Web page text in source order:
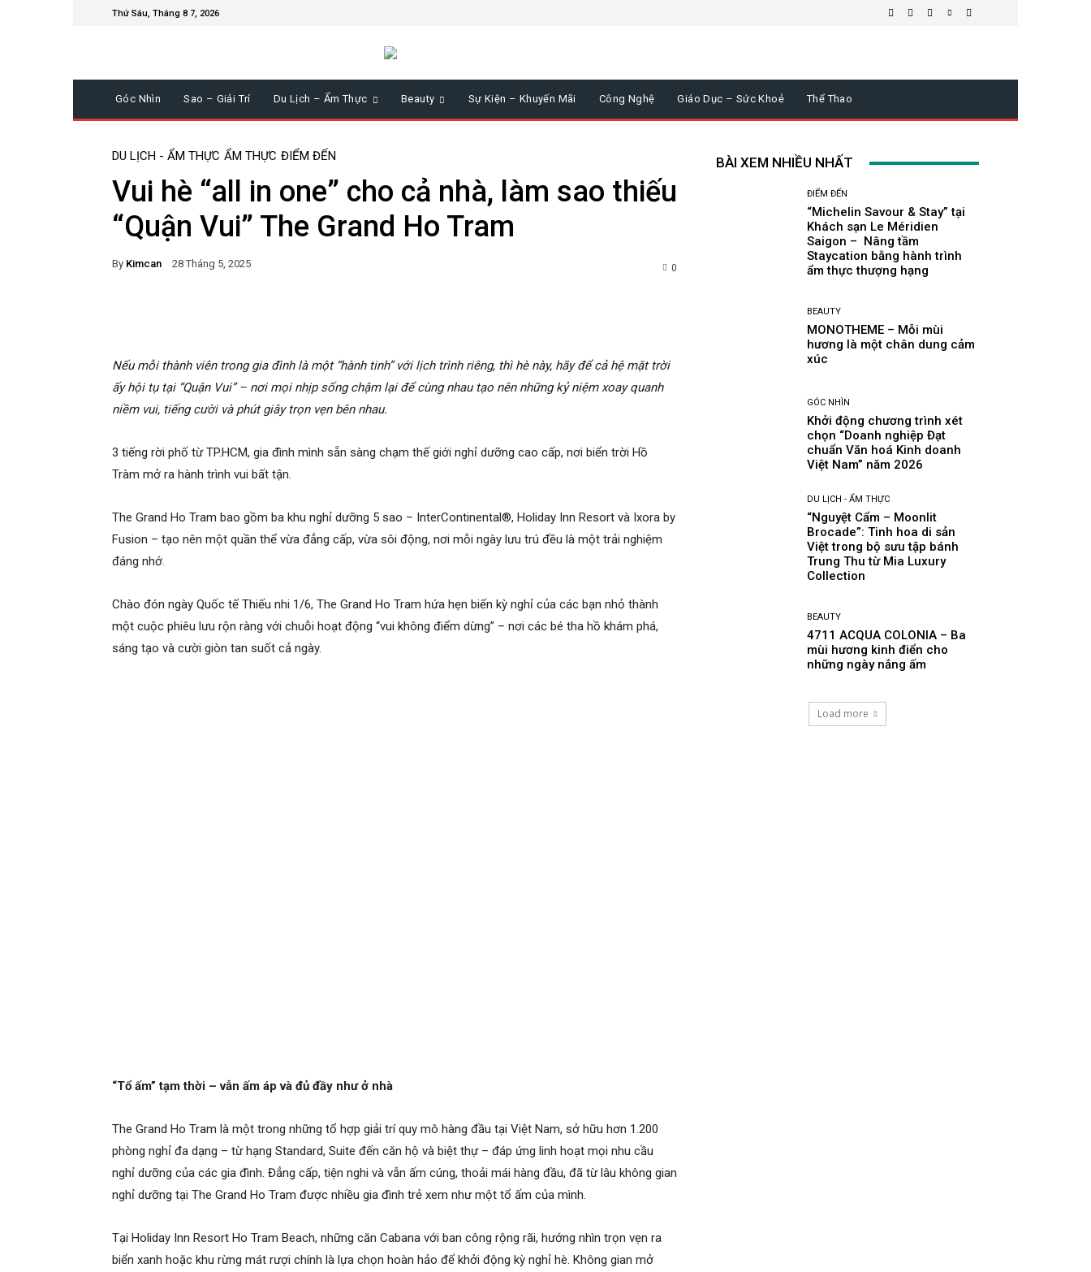
Thứ Sáu, Tháng 8 7, 2026
Góc Nhìn Sao – Giải Trí Du Lịch – Ẩm Thực Beauty Sự Kiện – Khuyến Mãi Công Nghệ Giáo Dục – Sức Khoẻ Thể Thao
DU LỊCH - ẨM THỰC ẨM THỰC ĐIỂM ĐẾN
Vui hè “all in one” cho cả nhà, làm sao thiếu
“Quận Vui” The Grand Ho Tram
By Kimcan 28 Tháng 5, 2025 0
Nếu mỗi thành viên trong gia đình là một “hành tinh” với lịch trình riêng, thì hè này, hãy để cả hệ mặt trời
ấy hội tụ tại “Quận Vui” – nơi mọi nhịp sống chậm lại để cùng nhau tạo nên những kỷ niệm xoay quanh
niềm vui, tiếng cười và phút giây trọn vẹn bên nhau.
3 tiếng rời phố từ TP.HCM, gia đình mình sẵn sàng chạm thế giới nghỉ dưỡng cao cấp, nơi biển trời Hồ
Tràm mở ra hành trình vui bất tận.
The Grand Ho Tram bao gồm ba khu nghỉ dưỡng 5 sao – InterContinental®, Holiday Inn Resort và Ixora by
Fusion – tạo nên một quần thể vừa đẳng cấp, vừa sôi động, nơi mỗi ngày lưu trú đều là một trải nghiệm
đáng nhớ.
Chào đón ngày Quốc tế Thiếu nhi 1/6, The Grand Ho Tram hứa hẹn biến kỳ nghỉ của các bạn nhỏ thành
một cuộc phiêu lưu rộn ràng với chuỗi hoạt động “vui không điểm dừng” – nơi các bé tha hồ khám phá,
sáng tạo và cười giòn tan suốt cả ngày.
“Tổ ấm” tạm thời – vẫn ấm áp và đủ đầy như ở nhà
The Grand Ho Tram là một trong những tổ hợp giải trí quy mô hàng đầu tại Việt Nam, sở hữu hơn 1.200
phòng nghỉ đa dạng – từ hạng Standard, Suite đến căn hộ và biệt thự – đáp ứng linh hoạt mọi nhu cầu
nghỉ dưỡng của các gia đình. Đẳng cấp, tiện nghi và vẫn ấm cúng, thoải mái hàng đầu, đã từ lâu không gian
nghỉ dưỡng tại The Grand Ho Tram được nhiều gia đình trẻ xem như một tổ ấm của mình.
Tại Holiday Inn Resort Ho Tram Beach, những căn Cabana với ban công rộng rãi, hướng nhìn trọn vẹn ra
biển xanh hoặc khu rừng mát rượi chính là lựa chọn hoàn hảo để khởi động kỳ nghỉ hè. Không gian mở
BÀI XEM NHIỀU NHẤT
ĐIỂM ĐẾN
“Michelin Savour & Stay” tại
Khách sạn Le Méridien
Saigon – Nâng tầm
Staycation bằng hành trình
ẩm thực thượng hạng
BEAUTY
MONOTHEME – Mỗi mùi
hương là một chân dung cảm
xúc
GÓC NHÌN
Khởi động chương trình xét
chọn “Doanh nghiệp Đạt
chuẩn Văn hoá Kinh doanh
Việt Nam” năm 2026
DU LỊCH - ẨM THỰC
“Nguyệt Cẩm – Moonlit
Brocade”: Tinh hoa di sản
Việt trong bộ sưu tập bánh
Trung Thu từ Mia Luxury
Collection
BEAUTY
4711 ACQUA COLONIA – Ba
mùi hương kinh điển cho
những ngày nắng ấm
Load more